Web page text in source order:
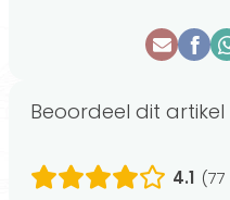
Beoordeel dit artikel
4.1 (77